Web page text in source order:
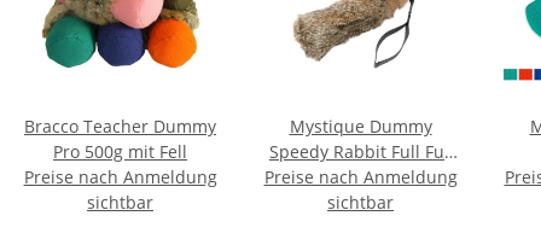
Bracco Teacher Dummy
Pro 500g mit Fell
Preise nach Anmeldung
sichtbar
Mystique Dummy
Speedy Rabbit Full Fur
mit Fell 250g
Preise nach Anmeldung
sichtbar